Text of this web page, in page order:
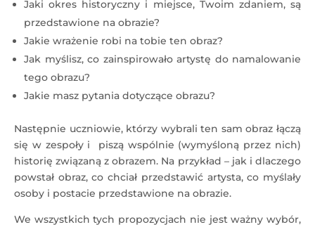
Jaki okres historyczny i miejsce, Twoim zdaniem, są
przedstawione na obrazie?
Jakie wrażenie robi na tobie ten obraz?
Jak myślisz, co zainspirowało artystę do namalowanie
tego obrazu?
Jakie masz pytania dotyczące obrazu?
Następnie uczniowie, którzy wybrali ten sam obraz łączą
się w zespoły i piszą wspólnie (wymyśloną przez nich)
historię związaną z obrazem. Na przykład – jak i dlaczego
powstał obraz, co chciał przedstawić artysta, co myślały
osoby i postacie przedstawione na obrazie.
We wszystkich tych propozycjach nie jest ważny wybór,